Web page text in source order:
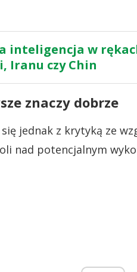
inteligencja w
Iranu czy Chin
znaczy dobrze
jednak z krytyką ze
nad potencjalnym